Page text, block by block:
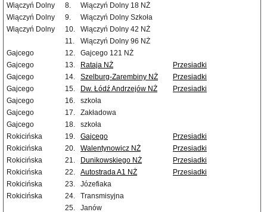
Wiączyń Dolny
8.
Wiączyń Dolny 18 NŻ
Wiączyń Dolny
9.
Wiączyń Dolny Szkoła
Wiączyń Dolny
10.
Wiączyń Dolny 42 NŻ
11.
Wiączyń Dolny 96 NŻ
Gajcego
12.
Gajcego 121 NŻ
Gajcego
13. Rataja NŻ
Przesiadki
Gajcego
14. Szelburg-Zarembiny NŻ
Przesiadki
Gajcego
15. Dw. Łódź Andrzejów NŻ
Przesiadki
Gajcego
16.
szkoła
Gajcego
17.
Zakładowa
Gajcego
18.
szkoła
Rokicińska
19. Gajcego
Przesiadki
Rokicińska
20. Walentynowicz NŻ
Przesiadki
Rokicińska
21. Dunikowskiego NŻ
Przesiadki
Rokicińska
22. Autostrada A1 NŻ
Przesiadki
Rokicińska
23.
Józefiaka
Rokicińska
24.
Transmisyjna
25.
Janów